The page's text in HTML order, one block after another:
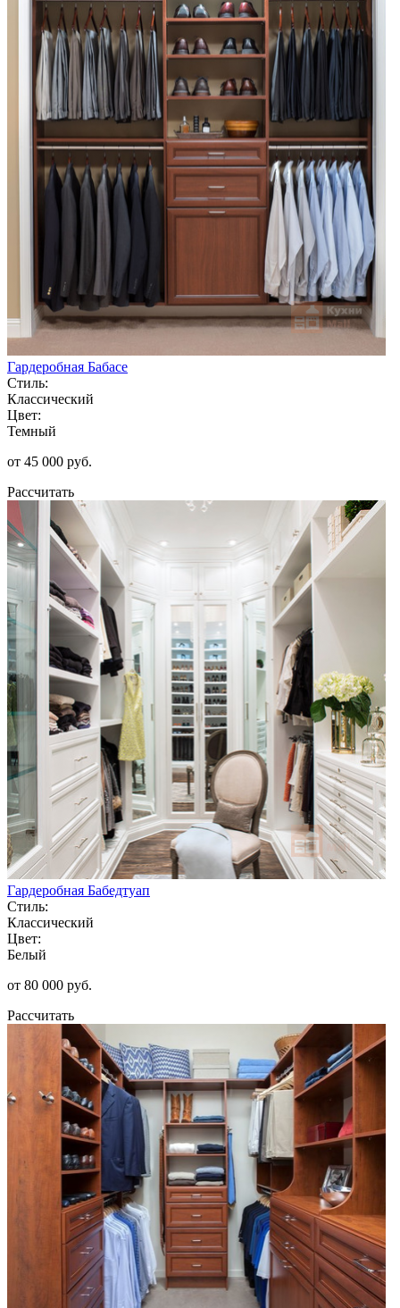
Гардеробная Бабасе
Стиль:
Классический
Цвет:
Темный
от 45 000 руб.
Рассчитать
Гардеробная Бабедтуап
Стиль:
Классический
Цвет:
Белый
от 80 000 руб.
Рассчитать